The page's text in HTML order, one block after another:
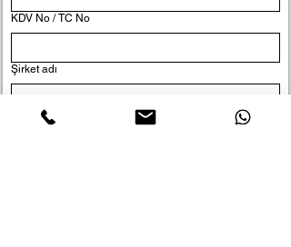
KDV No / TC No
Şirket adı
Pozisyon